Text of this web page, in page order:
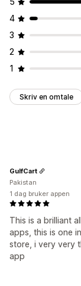
4
3
2
1
Skriv en omtale
This is a brilliant
apps, this is one
store, i very very
app
GulfCart
Pakistan
1 dag bruker appen